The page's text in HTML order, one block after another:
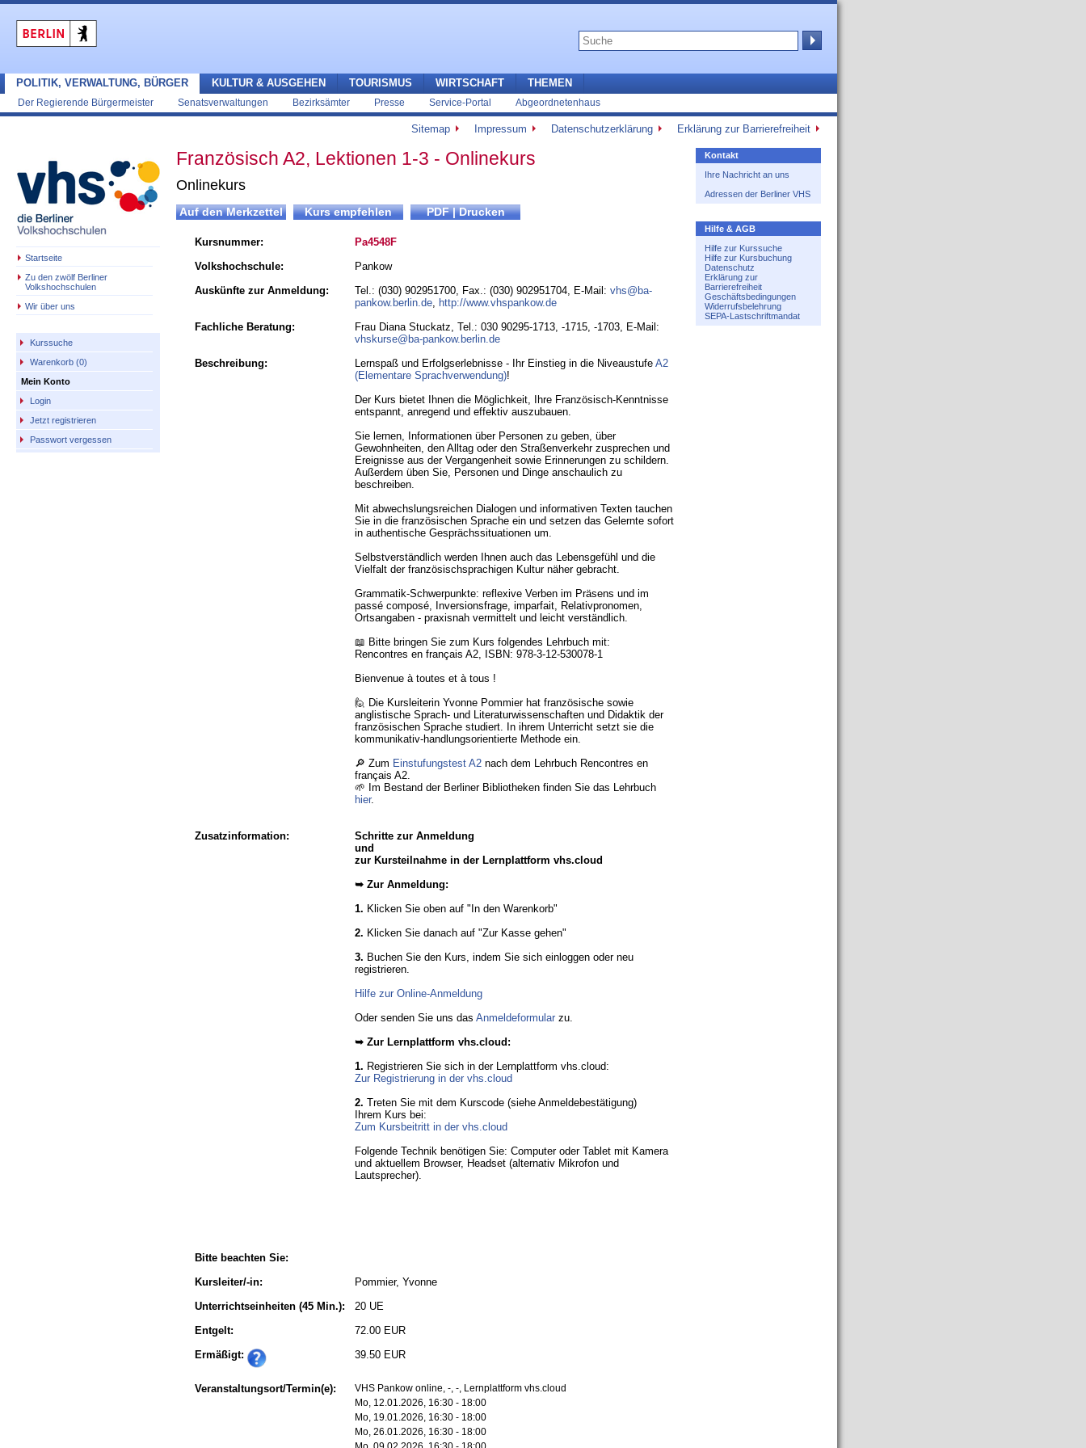
POLITIK, VERWALTUNG, BÜRGER
Der Regierende Bürgermeister Senatsverwaltungen Bezirksämter Presse Service-Portal Abgeordnetenhaus
KULTUR & AUSGEHEN TOURISMUS WIRTSCHAFT THEMEN
Sitemap Impressum Datenschutzerklärung Erklärung zur Barrierefreiheit
Startseite
Zu den zwölf Berliner
Volkshochschulen
Wir über uns
Kurssuche
Warenkorb (0)
Mein Konto
Login
Jetzt registrieren
Passwort vergessen
Kontakt
Ihre Nachricht an uns
Adressen der Berliner VHS
Hilfe & AGB
Hilfe zur Kurssuche
Hilfe zur Kursbuchung
Datenschutz
Erklärung zur
Barrierefreiheit
Geschäftsbedingungen
Widerrufsbelehrung
SEPA-Lastschriftmandat
Französisch A2, Lektionen 1-3 - Onlinekurs
Onlinekurs
Kursnummer:
Pa4548F
Volkshochschule:
Pankow
Auskünfte zur Anmeldung:
Tel.: (030) 902951700, Fax.: (030) 902951704, E-Mail: vhs@ba-
pankow.berlin.de, http://www.vhspankow.de
Fachliche Beratung:
Frau Diana Stuckatz, Tel.: 030 90295-1713, -1715, -1703, E-Mail:
vhskurse@ba-pankow.berlin.de
Beschreibung:
Lernspaß und Erfolgserlebnisse - Ihr Einstieg in die Niveaustufe A2
(Elementare Sprachverwendung)!
Der Kurs bietet Ihnen die Möglichkeit, Ihre Französisch-Kenntnisse
entspannt, anregend und effektiv auszubauen.
Sie lernen, Informationen über Personen zu geben, über
Gewohnheiten, den Alltag oder den Straßenverkehr zusprechen und
Ereignisse aus der Vergangenheit sowie Erinnerungen zu schildern.
Außerdem üben Sie, Personen und Dinge anschaulich zu
beschreiben.
Mit abwechslungsreichen Dialogen und informativen Texten tauchen
Sie in die französischen Sprache ein und setzen das Gelernte sofort
in authentische Gesprächssituationen um.
Selbstverständlich werden Ihnen auch das Lebensgefühl und die
Vielfalt der französischsprachigen Kultur näher gebracht.
Grammatik-Schwerpunkte: reflexive Verben im Präsens und im
passé composé, Inversionsfrage, imparfait, Relativpronomen,
Ortsangaben - praxisnah vermittelt und leicht verständlich.
📖 Bitte bringen Sie zum Kurs folgendes Lehrbuch mit:
Rencontres en français A2, ISBN: 978-3-12-530078-1
Bienvenue à toutes et à tous !
🙋 Die Kursleiterin Yvonne Pommier hat französische sowie
anglistische Sprach- und Literaturwissenschaften und Didaktik der
französischen Sprache studiert. In ihrem Unterricht setzt sie die
kommunikativ-handlungsorientierte Methode ein.
🔎 Zum Einstufungstest A2 nach dem Lehrbuch Rencontres en
français A2.
🌱 Im Bestand der Berliner Bibliotheken finden Sie das Lehrbuch
hier.
Zusatzinformation:
Schritte zur Anmeldung
und
zur Kursteilnahme in der Lernplattform vhs.cloud
➥ Zur Anmeldung:
1. Klicken Sie oben auf "In den Warenkorb"
2. Klicken Sie danach auf "Zur Kasse gehen"
3. Buchen Sie den Kurs, indem Sie sich einloggen oder neu
registrieren.
Hilfe zur Online-Anmeldung
Oder senden Sie uns das Anmeldeformular zu.
➥ Zur Lernplattform vhs.cloud:
1. Registrieren Sie sich in der Lernplattform vhs.cloud:
Zur Registrierung in der vhs.cloud
2. Treten Sie mit dem Kurscode (siehe Anmeldebestätigung)
Ihrem Kurs bei:
Zum Kursbeitritt in der vhs.cloud
Folgende Technik benötigen Sie: Computer oder Tablet mit Kamera
und aktuellem Browser, Headset (alternativ Mikrofon und
Lautsprecher).
Bitte beachten Sie:
Kursleiter/-in:
Pommier, Yvonne
Unterrichtseinheiten (45 Min.):
20 UE
Entgelt:
72.00 EUR
Ermäßigt:
39.50 EUR
Veranstaltungsort/Termin(e):
VHS Pankow online, -, -, Lernplattform vhs.cloud
Mo, 12.01.2026, 16:30 - 18:00
Mo, 19.01.2026, 16:30 - 18:00
Mo, 26.01.2026, 16:30 - 18:00